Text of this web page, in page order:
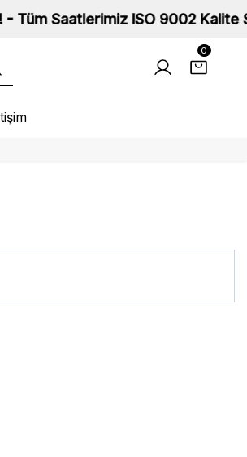
Saatlerimiz ISO 9002 Kalite
0